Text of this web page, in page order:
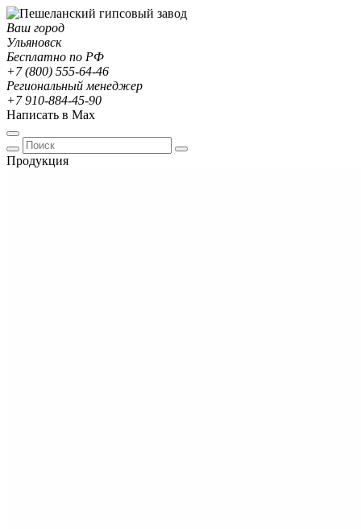
Ваш город
Ульяновск
Бесплатно по РФ
+7 (800) 555-64-46
Региональный менеджер
+7 910-884-45-90
Написать в Max
Продукция